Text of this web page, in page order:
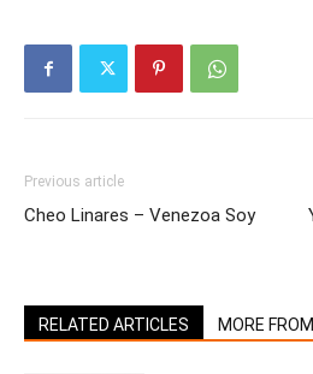
Previous article
Cheo Linares – Venezoa Soy
RELATED ARTICLES MORE